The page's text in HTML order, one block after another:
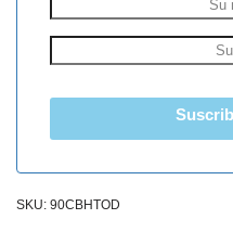
SKU: 90CBHTOD